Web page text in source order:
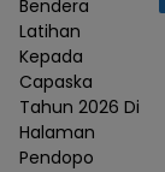
Bendera
Latihan
Kepada
Capaska
Tahun 2026 Di
Halaman
Pendopo